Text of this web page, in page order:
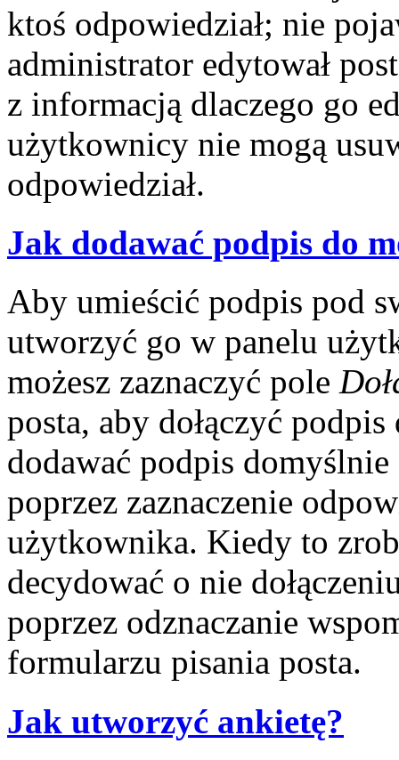
ktoś odpowiedział; nie
administrator edytował
z informacją dlaczego go
użytkownicy nie mogą
odpowiedział.
Jak dodawać podpis do
Aby umieścić podpis pod
utworzyć go w panelu
możesz zaznaczyć pole
posta, aby dołączyć
dodawać podpis
poprzez zaznaczenie
użytkownika. Kiedy to
decydować o nie
poprzez odznaczanie
formularzu pisania posta.
Jak utworzyć ankietę?